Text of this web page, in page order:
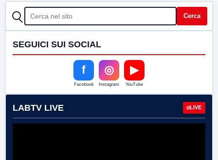
CERCA Cerca
SEGUICI SUI SOCIAL
f
Facebook
◎
Instagram
▶
YouTube
LABTV LIVE LIVE